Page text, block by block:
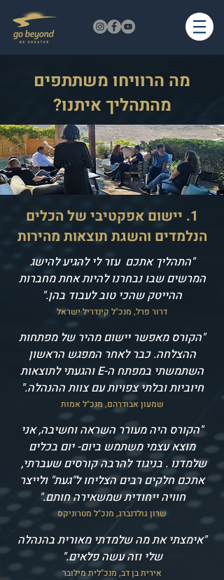
מה הרוויחו משתתפים
מהתהליך איתנו?
1. יישום אפקטיבי של הכלים
הנלמדים והשגת תוצאות מהירות
"התהליך אתכם עזר לי להגיע להישג
המרשים שבו נבחרנו להיות אחת מחברות
ההייטק שהכי טוב לעבוד בהן."
דרור פרל, מנכ"ל קינדריל ישראל
"הקורס מאפשר יישום מהיר של מפתחות
ההצלחה. כבר לאחר המפגש הראשון
השתמשתי במפתח ה-E והגעתי לתוצאות
חיוביות ובלתי צפויות עם צוות ההנהלה."
שמעון אבודרהם, מנכ"ל אמות
"הקורס היה מעורר השראה וחשיבה, אני
מוצא עצמי משתמש ביום- יום בכלים
שלמדנו . בניגוד להרבה קורסים שעברתי,
אתכם חלקים רבים הצליחו ל"געת" ולייצר
חוויה ייחודית שמשאירה חותם."
שרון גולדנברג, מנכ"ל מטרוניקס
"אימצתי את מה שלמדתי מאורית בהנהלה
שלי וזה עשה פלאים."
אירית בן דב, מנכ"לית מילובר